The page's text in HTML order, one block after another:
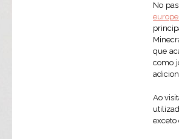
No
que
como
Ao
exceto